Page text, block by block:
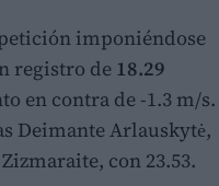
imponiéndose
registro de 18.29
en contra de -1.3 m/s.
Deimante Arlauskytė,
con 23.53.